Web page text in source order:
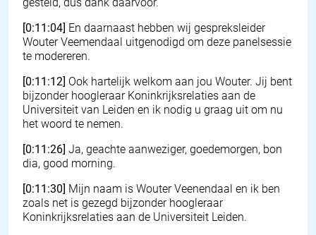
[0:11:04] En daarnaast hebben wij gespreksleider
Wouter Veemendaal uitgenodigd om deze panelsessie
te modereren.
[0:11:12] Ook hartelijk welkom aan jou Wouter. Jij bent
bijzonder hoogleraar Koninkrijksrelaties aan de
Universiteit van Leiden en ik nodig u graag uit om nu
het woord te nemen.
[0:11:26] Ja, geachte aanweziger, goedemorgen, bon
dia, good morning.
[0:11:30] Mijn naam is Wouter Veenendaal en ik ben
zoals net is gezegd bijzonder hoogleraar
Koninkrijksrelaties aan de Universiteit Leiden.